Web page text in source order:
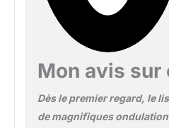
Mon avis sur
Dès le premier regard, le
de magnifiques